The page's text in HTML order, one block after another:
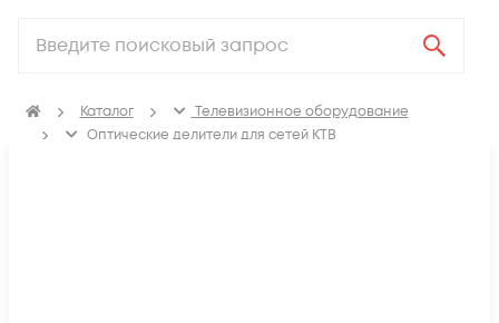
Каталог
Телевизионное оборудование
Оптические делители для сетей КТВ